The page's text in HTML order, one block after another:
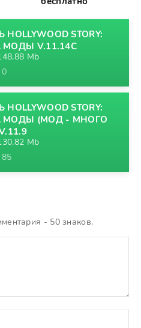
STORY:
V.11.14C
Mb
STORY:
МОДЫ (МОД - МНОГО
Mb
- 50 знаков.